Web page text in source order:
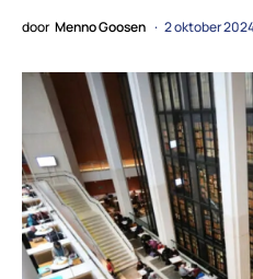
door Menno Goosen 2 oktober